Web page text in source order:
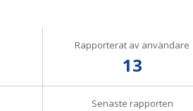
Rapporterat av användare
13
Senaste rapporten